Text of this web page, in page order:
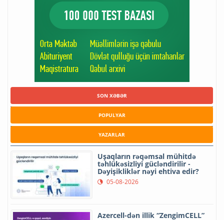
SON XƏBƏR
POPULYAR
YAZARLAR
Uşaqların rəqəmsal mühitdə
təhlükəsizliyi gücləndirilir -
Dəyişikliklər nəyi ehtiva edir?
05-08-2026
Azercell-dən illik “ZengimCELL”